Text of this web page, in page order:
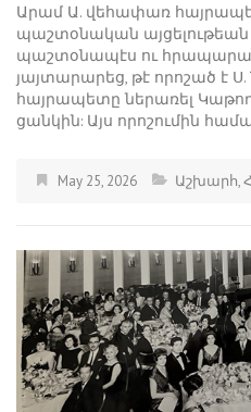
Արամ Ա. վեհափառ
պաշտօնական
պաշտօնապէս ու
յայտարարեց, թէ որոշած է Ս.
հայրապետը ներառել
ցանկին: Այս որոշումին
May 25, 2026 Աշխարհ,